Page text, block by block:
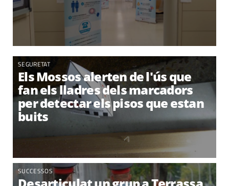
SEGURETAT
Els Mossos alerten de l'ús que
fan els lladres dels marcadors
per detectar els pisos que estan
buits
SUCCESSOS